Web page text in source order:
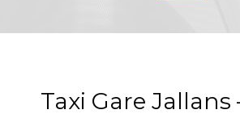
Taxi Gare Jallans